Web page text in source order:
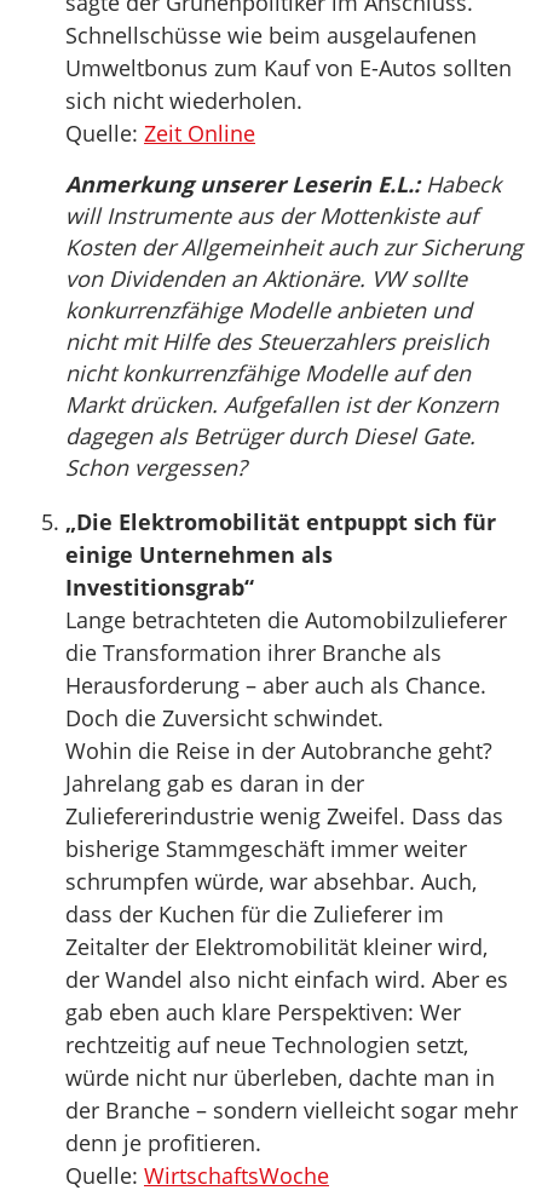
Schnellschüsse wie beim ausgelaufenen
Umweltbonus zum Kauf von E-Autos sollten
sich nicht wiederholen.
Quelle: Zeit Online
Anmerkung unserer Leserin E.L.:Habeck
will Instrumente aus der Mottenkiste auf
Kosten der Allgemeinheit auch zur Sicherung
von Dividenden an Aktionäre. VW sollte
konkurrenzfähige Modelle anbieten und
nicht mit Hilfe des Steuerzahlers preislich
nicht konkurrenzfähige Modelle auf den
Markt drücken. Aufgefallen ist der Konzern
dagegen als Betrüger durch Diesel Gate.
Schon vergessen?
„Die Elektromobilität entpuppt sich für
einige Unternehmen als
Investitionsgrab“
Lange betrachteten die Automobilzulieferer
die Transformation ihrer Branche als
Herausforderung – aber auch als Chance.
Doch die Zuversicht schwindet.
Wohin die Reise in der Autobranche geht?
Jahrelang gab es daran in der
Zuliefererindustrie wenig Zweifel. Dass das
bisherige Stammgeschäft immer weiter
schrumpfen würde, war absehbar. Auch,
dass der Kuchen für die Zulieferer im
Zeitalter der Elektromobilität kleiner wird,
der Wandel also nicht einfach wird. Aber es
gab eben auch klare Perspektiven: Wer
rechtzeitig auf neue Technologien setzt,
würde nicht nur überleben, dachte man in
der Branche – sondern vielleicht sogar mehr
denn je profitieren.
Quelle: WirtschaftsWoche